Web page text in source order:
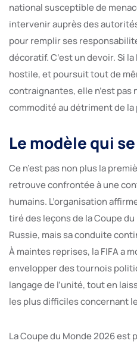
national susceptible de
intervenir auprès des
pour remplir ses
décoratif. C’est un devoir. Si
hostile, et poursuit tout de
contraignantes, elle n’est pas
commodité au détriment de
Le modèle qui
Ce n’est pas non plus la
retrouve confrontée à une
humains. L’organisation
tiré des leçons de la Coupe
Russie, mais sa conduite
À maintes reprises, la FIFA a
envelopper des tournois
langage de l’unité, tout en
les plus difficiles concernant
La Coupe du Monde 2026